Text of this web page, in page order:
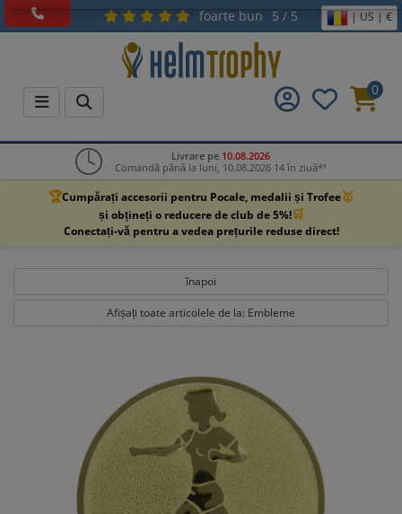
foarte bun 5 / 5 | US | €
0
Livrare pe 10.08.2026
Comandă până la luni, 10.08.2026 14 în ziuă*¹
🏆Cumpărați accesorii pentru Pocale, medalii și Trofee🥇
și obțineți o reducere de club de 5%!🛒
Conectați-vă pentru a vedea prețurile reduse direct!
înapoi
Afișați toate articolele de la: Embleme